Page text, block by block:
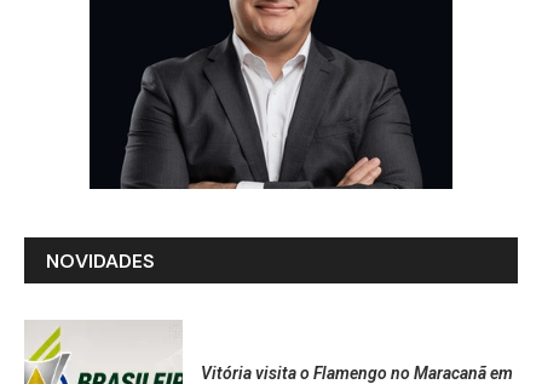
NOVIDADES
Vitória visita o Flamengo no Maracanã em